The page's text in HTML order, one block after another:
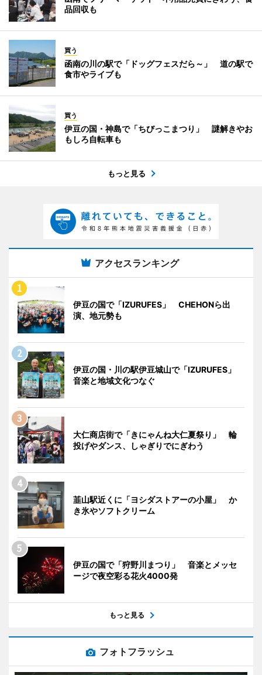
品回収も
買う
函南の川の駅で「ドッグフェスだら～」 道の駅で
食市やライブも
買う
伊豆の国・神島で「ちびっこまつり」 謎解きやお
もしろ自転車も
もっと見る
アクセスランキング
伊豆の国で「IZURUFES」 CHEHONら出
演、地元勢も
伊豆の国・川の駅伊豆城山で「IZURUFES」
音楽と地域文化つなぐ
大仁商店街で「きにゃんね大仁夏祭り」 輪
投げやダンス、しゃぎりでにぎわう
韮山駅近くに「ヨシダストアーの小屋」 か
き氷やソフトクリーム
伊豆の国で「狩野川まつり」 音楽とメッセ
ージで夜空彩る花火4000発
もっと見る
フォトフラッシュ